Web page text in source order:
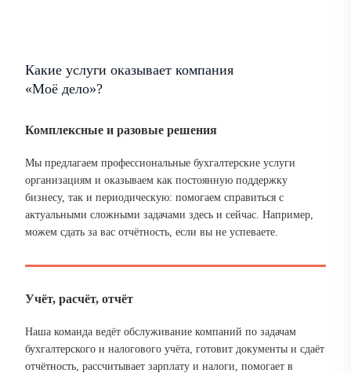
Какие услуги оказывает компания
«Моё дело»?
Комплексные и разовые решения
Мы предлагаем профессиональные бухгалтерские услуги
организациям и оказываем как постоянную поддержку
бизнесу, так и периодическую: помогаем справиться с
актуальными сложными задачами здесь и сейчас. Например,
можем сдать за вас отчётность, если вы не успеваете.
Учёт, расчёт, отчёт
Наша команда ведёт обслуживание компаний по задачам
бухгалтерского и налогового учёта, готовит документы и сдаёт
отчётность, рассчитывает зарплату и налоги, помогает в